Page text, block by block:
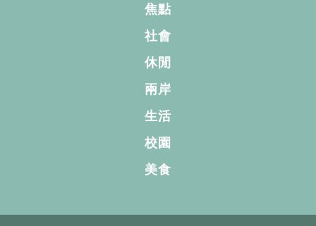
焦點
社會
休閒
兩岸
生活
校園
美食